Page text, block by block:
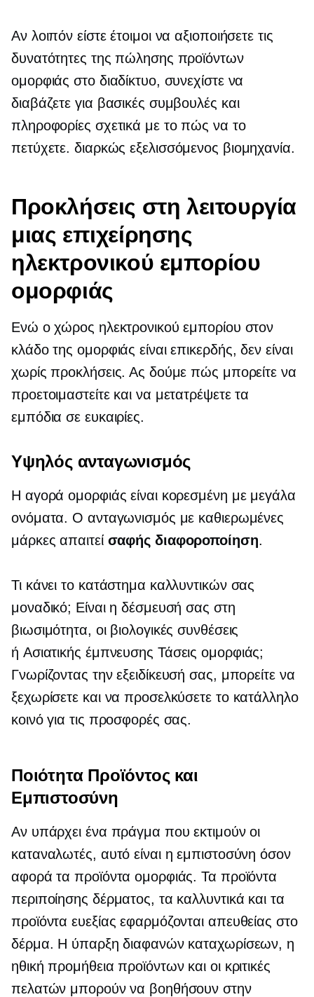
Αν λοιπόν είστε έτοιμοι να αξιοποιήσετε τις
δυνατότητες της πώλησης προϊόντων
ομορφιάς στο διαδίκτυο, συνεχίστε να
διαβάζετε για βασικές συμβουλές και
πληροφορίες σχετικά με το πώς να το
πετύχετε.διαρκώς εξελισσόμενος βιομηχανία.
Προκλήσεις στη λειτουργία
μιας επιχείρησης
ηλεκτρονικού εμπορίου
ομορφιάς
Ενώ ο χώρος ηλεκτρονικού εμπορίου στον
κλάδο της ομορφιάς είναι επικερδής, δεν είναι
χωρίς προκλήσεις. Ας δούμε πώς μπορείτε να
προετοιμαστείτε και να μετατρέψετε τα
εμπόδια σε ευκαιρίες.
Υψηλός ανταγωνισμός
Η αγορά ομορφιάς είναι κορεσμένη με μεγάλα
ονόματα. Ο ανταγωνισμός με καθιερωμένες
μάρκες απαιτεί σαφής διαφοροποίηση.
Τι κάνει το κατάστημα καλλυντικών σας
μοναδικό; Είναι η δέσμευσή σας στη
βιωσιμότητα, οι βιολογικές συνθέσεις
ή Ασιατικής έμπνευσης Τάσεις ομορφιάς;
Γνωρίζοντας την εξειδίκευσή σας, μπορείτε να
ξεχωρίσετε και να προσελκύσετε το κατάλληλο
κοινό για τις προσφορές σας.
Ποιότητα Προϊόντος και
Εμπιστοσύνη
Αν υπάρχει ένα πράγμα που εκτιμούν οι
καταναλωτές, αυτό είναι η εμπιστοσύνη όσον
αφορά τα προϊόντα ομορφιάς. Τα προϊόντα
περιποίησης δέρματος, τα καλλυντικά και τα
προϊόντα ευεξίας εφαρμόζονται απευθείας στο
δέρμα. Η ύπαρξη διαφανών καταχωρίσεων, η
ηθική προμήθεια προϊόντων και οι κριτικές
πελατών μπορούν να βοηθήσουν στην